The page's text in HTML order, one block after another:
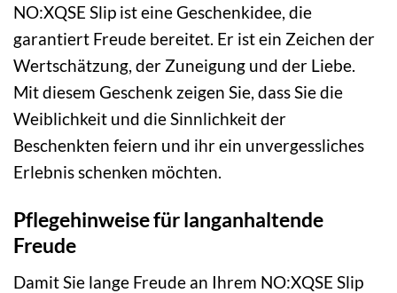
NO:XQSE Slip ist eine Geschenkidee, die
garantiert Freude bereitet. Er ist ein Zeichen der
Wertschätzung, der Zuneigung und der Liebe.
Mit diesem Geschenk zeigen Sie, dass Sie die
Weiblichkeit und die Sinnlichkeit der
Beschenkten feiern und ihr ein unvergessliches
Erlebnis schenken möchten.
Pflegehinweise für langanhaltende
Freude
Damit Sie lange Freude an Ihrem NO:XQSE Slip